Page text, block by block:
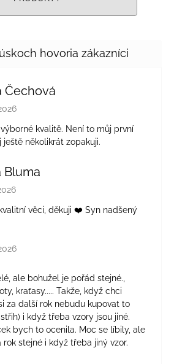
Čechová
obchodu je 5 z 5 hviezdičiek.
kvalitě. Není to můj první
ještě několikrát zopakuji.
Bluma
obchodu je 5 z 5 hviezdičiek.
věci, děkuji ❤️ Syn nadšený
obchodu je 4 z 5 hviezdičiek.
ale bohužel je pořád stejné.,
kraťasy..... Takže, když chci
za další rok nebudu kupovat to
i když třeba vzory jsou jiné.
bych to ocenila. Moc se líbily, ale
stejné i když třeba jiný vzor.